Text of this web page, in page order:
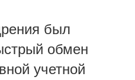
был
обмен
учетной